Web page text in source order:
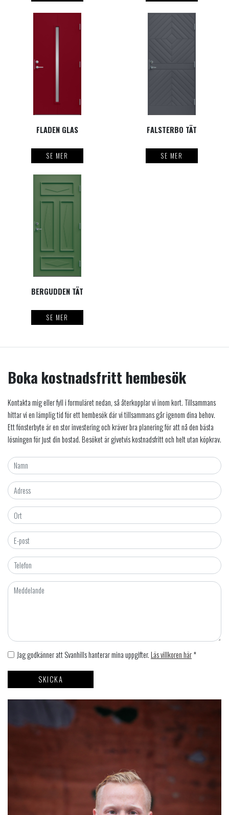
FLADEN GLAS
SE MER
FALSTERBO TÄT
SE MER
BERGUDDEN TÄT
SE MER
Boka kostnadsfritt hembesök
Kontakta mig eller fyll i formuläret nedan, så återkopplar vi inom kort. Tillsammans
hittar vi en lämplig tid för ett hembesök där vi tillsammans går igenom dina behov.
Ett fönsterbyte är en stor investering och kräver bra planering för att nå den bästa
lösningen för just din bostad. Besöket är givetvis kostnadsfritt och helt utan köpkrav.
Jag godkänner att Svanhills hanterar mina uppgifter.Läs villkoren här*